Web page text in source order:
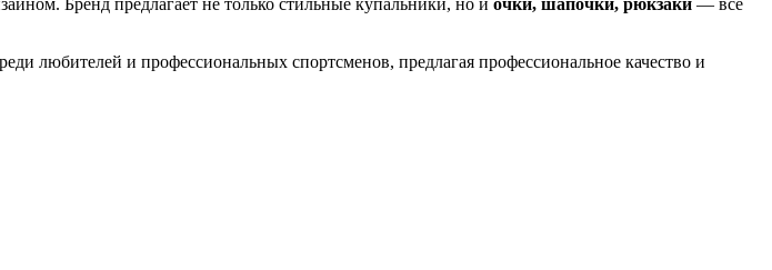
любителей и профессиональных спортсменов, предлагая профессиональное качество и